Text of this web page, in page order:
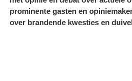
prominente gasten en
over brandende kwesties en